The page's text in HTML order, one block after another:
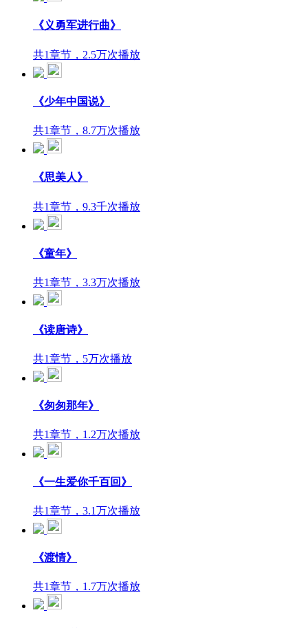
《义勇军进行曲》
共1章节，2.5万次播放
《少年中国说》
共1章节，8.7万次播放
《思美人》
共1章节，9.3千次播放
《童年》
共1章节，3.3万次播放
《读唐诗》
共1章节，5万次播放
《匆匆那年》
共1章节，1.2万次播放
《一生爱你千百回》
共1章节，3.1万次播放
《渡情》
共1章节，1.7万次播放